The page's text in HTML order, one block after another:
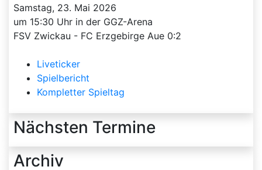
Samstag, 23. Mai 2026
um 15:30 Uhr in der GGZ-Arena
FSV Zwickau - FC Erzgebirge Aue 0:2
Liveticker
Spielbericht
Kompletter Spieltag
Nächsten Termine
Archiv